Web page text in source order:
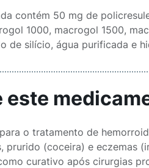
contém 50 mg de
1000, macrogol 1500,
de silício, água purificada e
este
o tratamento de
prurido (coceira) e eczemas
curativo após cirurgias